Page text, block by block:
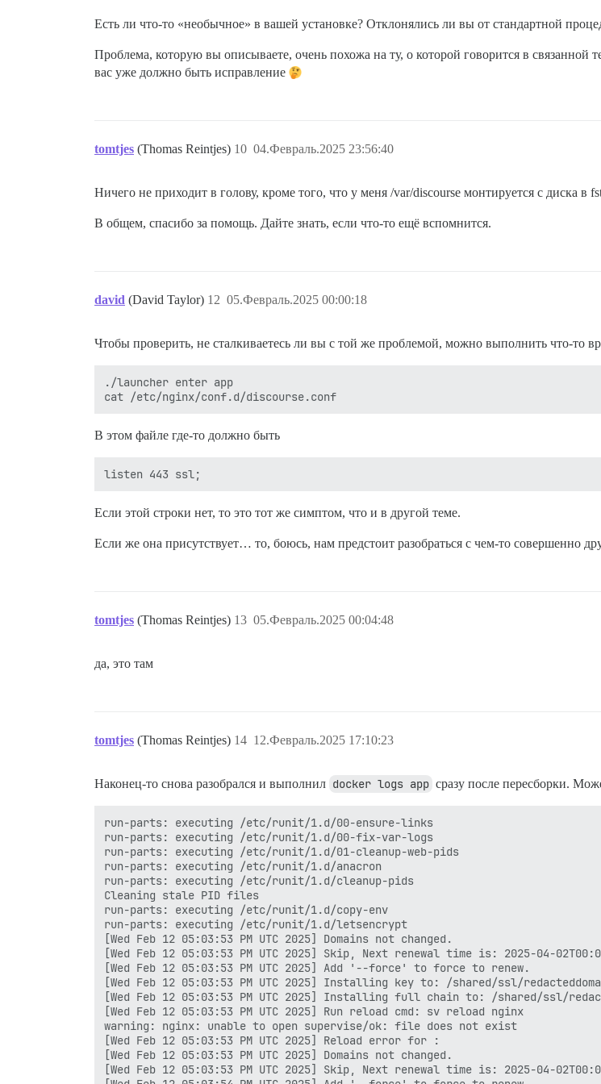
Replacing: DEVELOPER_EMAILS
Replacing: Sending mail to
Есть ли что-то «необычное» в вашей установке? Отклонялись ли вы от стандартной
Проблема, которую вы описываете, очень похожа на ту, о которой говорится в связанной
вас уже должно быть исправление
tomtjes (Thomas Reintjes) 04.Февраль.2025 23:56:40
10
Ничего не приходит в голову, кроме того, что у меня /var/discourse монтируется с диска в
В общем, спасибо за помощь. Дайте знать, если что-то ещё вспомнится.
david (David Taylor) 05.Февраль.2025 00:00:18
12
Чтобы проверить, не сталкиваетесь ли вы с той же проблемой, можно выполнить что-то
./launcher enter app
В этом файле где-то должно быть
Если этой строки нет, то это тот же симптом, что и в другой теме.
Если же она присутствует… то, боюсь, нам предстоит разобраться с чем-то совершенно
tomtjes (Thomas Reintjes) 05.Февраль.2025 00:04:48
13
да, это там
tomtjes (Thomas Reintjes) 12.Февраль.2025 17:10:23
14
Наконец-то снова разобрался и выполнил docker logs app сразу после пересборки.
run-parts: executing /etc/runit/1.d/00-ensure-links
run-parts: executing /etc/runit/1.d/00-fix-var-logs
run-parts: executing /etc/runit/1.d/01-cleanup-web-pids
run-parts: executing /etc/runit/1.d/anacron
run-parts: executing /etc/runit/1.d/cleanup-pids
Cleaning stale PID files
run-parts: executing /etc/runit/1.d/copy-env
run-parts: executing /etc/runit/1.d/letsencrypt
[Wed Feb 12 05:03:53 PM UTC 2025] Domains not changed.
[Wed Feb 12 05:03:53 PM UTC 2025] Skip, Next renewal time is: 2025-04-
[Wed Feb 12 05:03:53 PM UTC 2025] Add '--force' to force to renew.
[Wed Feb 12 05:03:53 PM UTC 2025] Installing key to: /shared/ssl/
[Wed Feb 12 05:03:53 PM UTC 2025] Installing full chain to: /shared/ssl/
[Wed Feb 12 05:03:53 PM UTC 2025] Run reload cmd: sv reload nginx
warning: nginx: unable to open supervise/ok: file does not exist
[Wed Feb 12 05:03:53 PM UTC 2025] Reload error for :
[Wed Feb 12 05:03:53 PM UTC 2025] Domains not changed.
[Wed Feb 12 05:03:53 PM UTC 2025] Skip, Next renewal time is: 2025-04-